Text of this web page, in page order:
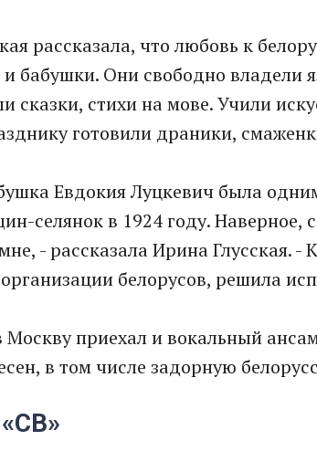
рассказала, что любовь к
бабушки. Они свободно владели
сказки, стихи на мове. Учили
готовили драники,
Евдокия Луцкевич была
селянок в 1924 году. Наверное,
- рассказала Ирина Глусская. -
белорусов, решила
приехал и вокальный
в том числе задорную